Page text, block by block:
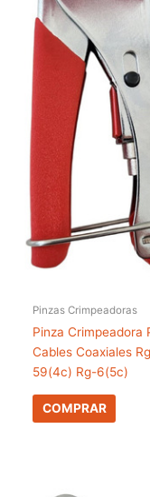
Pinzas Crimpeadoras
Pinza Crimpeadora
Cables Coaxiales
59(4c) Rg-6(5c)
COMPRAR